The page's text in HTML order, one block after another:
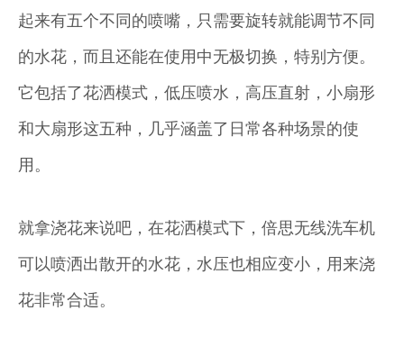
起来有五个不同的喷嘴，只需要旋转就能调节不同
的水花，而且还能在使用中无极切换，特别方便。
它包括了花洒模式，低压喷水，高压直射，小扇形
和大扇形这五种，几乎涵盖了日常各种场景的使
用。
就拿浇花来说吧，在花洒模式下，倍思无线洗车机
可以喷洒出散开的水花，水压也相应变小，用来浇
花非常合适。